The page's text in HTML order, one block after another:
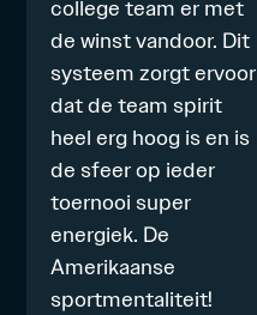
college team er met
de winst vandoor. Dit
systeem zorgt ervoor
dat de team spirit
heel erg hoog is en is
de sfeer op ieder
toernooi super
energiek. De
Amerikaanse
sportmentaliteit!